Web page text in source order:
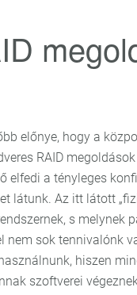
előnye, hogy a
RAID
elfedi a tényleges
látunk. Az itt látott
s melynek
sok tennivalónk
hiszen
szoftverei